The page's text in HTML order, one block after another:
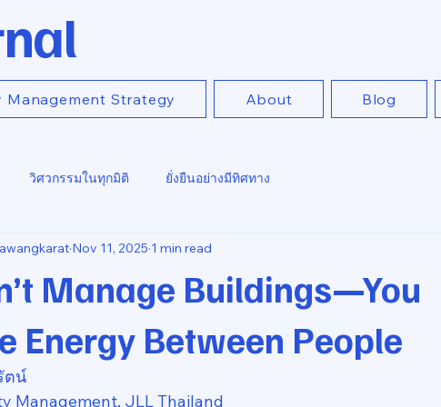
Management Strategy About Blog
วิศวกรรมในทุกมิติ ยั่งยืนอย่างมีทิศทาง
Manage Buildings—You
Energy Between People
Nov 11, 2025 1 min read
ตน์
Management, JLL Thailand